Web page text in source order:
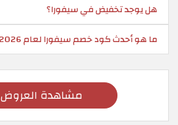
هل يوجد تخفيض في سيفورا؟
ما هو أحدث كود خصم سيفورا لعام 2026؟
مشاهدة العروض